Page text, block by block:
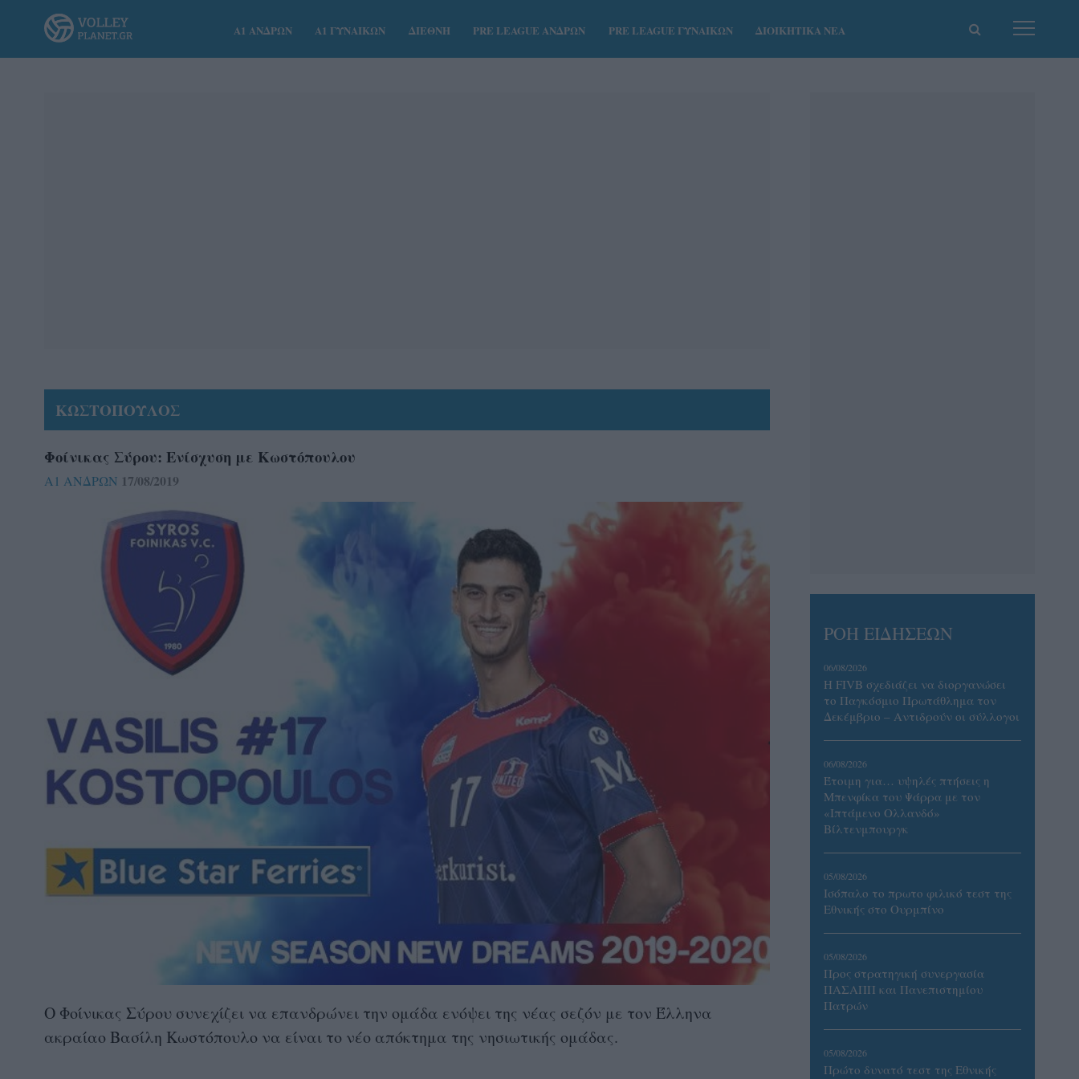
Α1 ΑΝΔΡΩΝ Α1 ΓΥΝΑΙΚΩΝ ΔΙΕΘΝΗ PRE LEAGUE ΑΝΔΡΩΝ PRE LEAGUE ΓΥΝΑΙΚΩΝ ΔΙΟΙΚΗΤΙΚΑ ΝΕΑ
ΚΩΣΤΟΠΟΥΛΟΣ
Φοίνικας Σύρου: Ενίσχυση με Κωστόπουλου
Α1 ΑΝΔΡΩΝ 17/08/2019
Ο Φοίνικας Σύρου συνεχίζει να επανδρώνει την ομάδα ενόψει της νέας σεζόν με τον Έλληνα
ακραίαο Βασίλη Κωστόπουλο να είναι το νέο απόκτημα της νησιωτικής ομάδας.
ΡΟΗ ΕΙΔΗΣΕΩΝ
06/08/2026
Η FIVB σχεδιάζει να διοργανώσει
το Παγκόσμιο Πρωτάθλημα τον
Δεκέμβριο – Αντιδρούν οι σύλλογοι
06/08/2026
Έτοιμη για… υψηλές πτήσεις η
Μπενφίκα του Ψάρρα με τον
«Ιπτάμενο Ολλανδό»
Βίλτενμπουργκ
05/08/2026
Ισόπαλο το πρωτο φιλικό τεστ της
Εθνικής στο Ουρμπίνο
05/08/2026
Προς στρατηγική συνεργασία
ΠΑΣΑΠΠ και Πανεπιστημίου
Πατρών
05/08/2026
Πρώτο δυνατό τεστ της Εθνικής